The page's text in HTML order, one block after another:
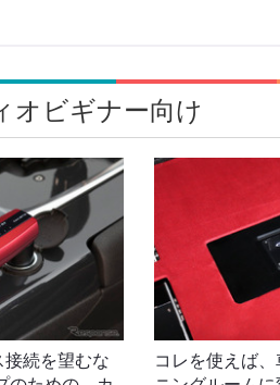
オビギナー向け
接続を望むな
コレを使えば